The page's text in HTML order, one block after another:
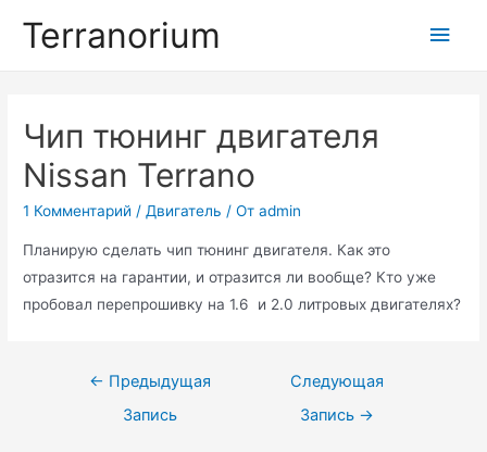
Terranorium
Чип тюнинг двигателя
Nissan Terrano
1 Комментарий /Двигатель / От admin
Планирую сделать чип тюнинг двигателя. Как это
отразится на гарантии, и отразится ли вообще? Кто уже
пробовал перепрошивку на 1.6 и 2.0 литровых двигателях?
Навигация
← Предыдущая
Запись
Следующая
Запись →